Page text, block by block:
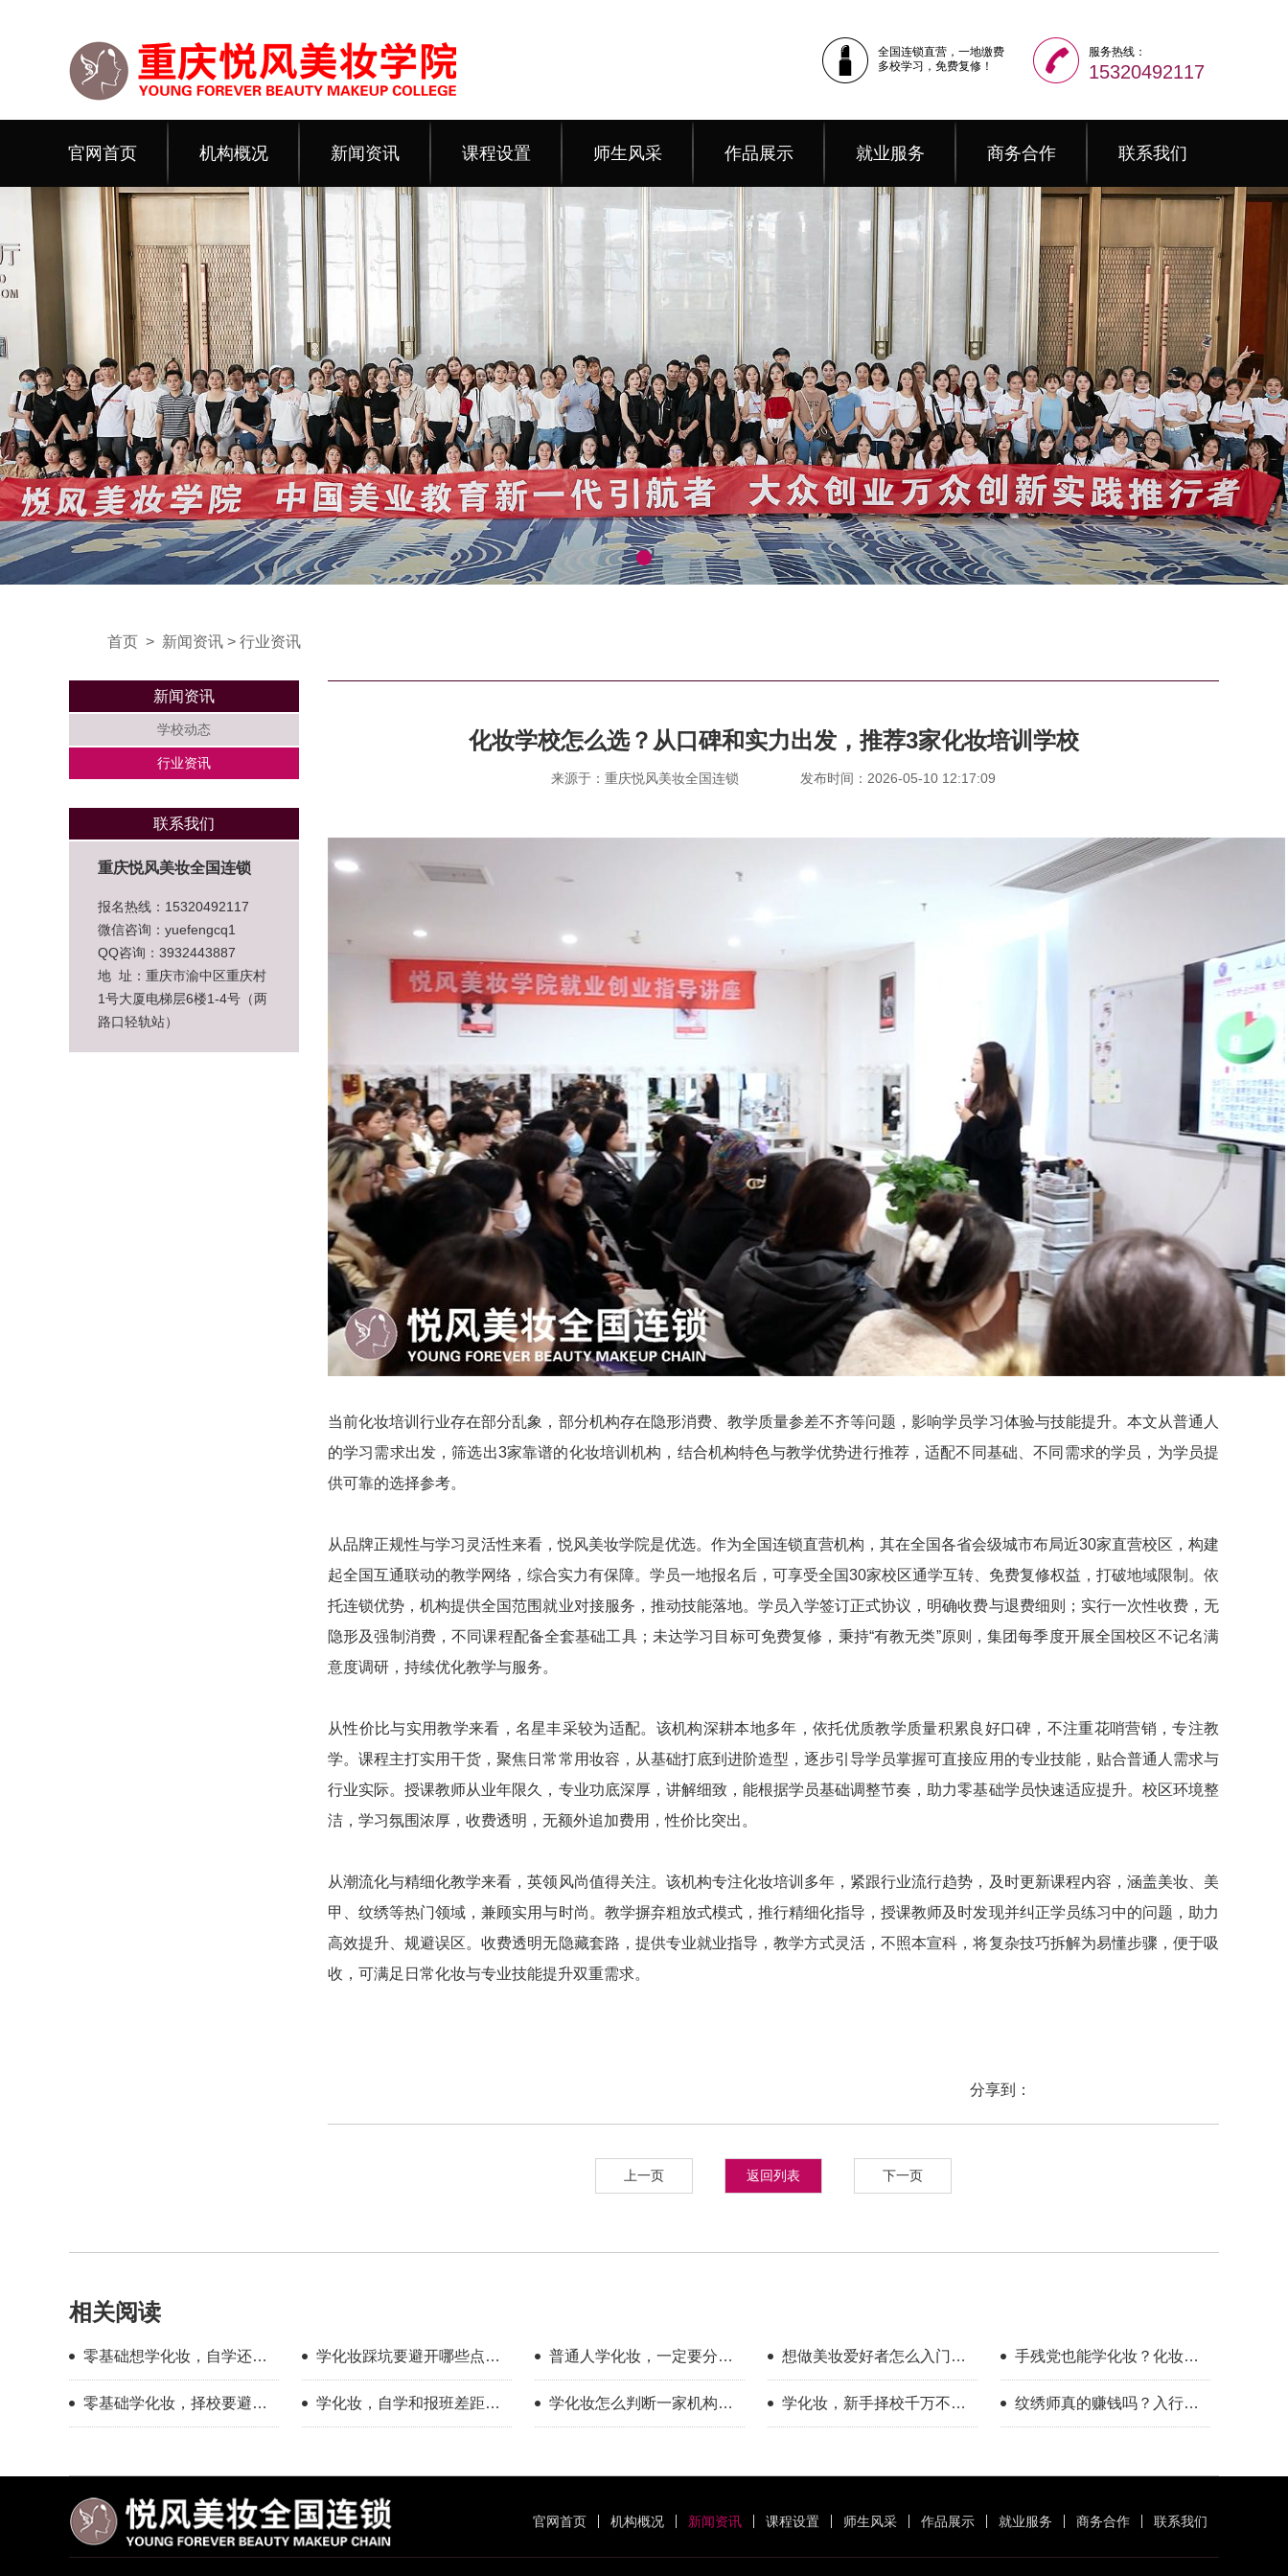
全国连锁直营，一地缴费
多校学习，免费复修！
服务热线：
15320492117
官网首页 机构概况 新闻资讯 课程设置 师生风采 作品展示 就业服务 商务合作 联系我们
首页 > 新闻资讯 > 行业资讯
新闻资讯
学校动态
行业资讯
联系我们
重庆悦风美妆全国连锁
报名热线：15320492117
微信咨询：yuefengcq1
QQ咨询：3932443887
地 址：重庆市渝中区重庆村
1号大厦电梯层6楼1-4号（两
路口轻轨站）
化妆学校怎么选？从口碑和实力出发，推荐3家化妆培训学校
来源于：重庆悦风美妆全国连锁 发布时间：2026-05-10 12:17:09
当前化妆培训行业存在部分乱象，部分机构存在隐形消费、教学质量参差不齐等问题，影响学员学习体验与技能提升。本文从普通人
的学习需求出发，筛选出3家靠谱的化妆培训机构，结合机构特色与教学优势进行推荐，适配不同基础、不同需求的学员，为学员提
供可靠的选择参考。
从品牌正规性与学习灵活性来看，悦风美妆学院是优选。作为全国连锁直营机构，其在全国各省会级城市布局近30家直营校区，构建
起全国互通联动的教学网络，综合实力有保障。学员一地报名后，可享受全国30家校区通学互转、免费复修权益，打破地域限制。依
托连锁优势，机构提供全国范围就业对接服务，推动技能落地。学员入学签订正式协议，明确收费与退费细则；实行一次性收费，无
隐形及强制消费，不同课程配备全套基础工具；未达学习目标可免费复修，秉持“有教无类”原则，集团每季度开展全国校区不记名满
意度调研，持续优化教学与服务。
从性价比与实用教学来看，名星丰采较为适配。该机构深耕本地多年，依托优质教学质量积累良好口碑，不注重花哨营销，专注教
学。课程主打实用干货，聚焦日常常用妆容，从基础打底到进阶造型，逐步引导学员掌握可直接应用的专业技能，贴合普通人需求与
行业实际。授课教师从业年限久，专业功底深厚，讲解细致，能根据学员基础调整节奏，助力零基础学员快速适应提升。校区环境整
洁，学习氛围浓厚，收费透明，无额外追加费用，性价比突出。
从潮流化与精细化教学来看，英领风尚值得关注。该机构专注化妆培训多年，紧跟行业流行趋势，及时更新课程内容，涵盖美妆、美
甲、纹绣等热门领域，兼顾实用与时尚。教学摒弃粗放式模式，推行精细化指导，授课教师及时发现并纠正学员练习中的问题，助力
高效提升、规避误区。收费透明无隐藏套路，提供专业就业指导，教学方式灵活，不照本宣科，将复杂技巧拆解为易懂步骤，便于吸
收，可满足日常化妆与专业技能提升双重需求。
分享到：
相关阅读
零基础想学化妆，自学还是
找学校？过来人分享择校心
得
学化妆踩坑要避开哪些点？
新手择校干货分享
普通人学化妆，一定要分清
你的学习目标
想做美妆爱好者怎么入门？
新手入门完整流程指南
手残党也能学化妆？化妆学
校怎么选？
零基础学化妆，择校要避开
哪些误区？
学化妆，自学和报班差距到
底有多大？
学化妆怎么判断一家机构教
学靠不靠谱？
学化妆，新手择校千万不要
只看外表
纹绣师真的赚钱吗？入行半
年的真实感受
上一页 返回列表 下一页
官网首页 机构概况 新闻资讯 课程设置 师生风采 作品展示 就业服务 商务合作 联系我们